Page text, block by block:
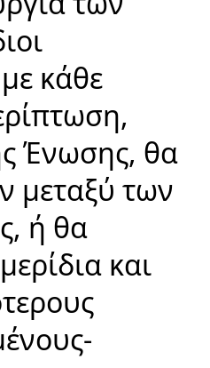
κάθε
Ένωσης, θα
μεταξύ των
ή θα
και